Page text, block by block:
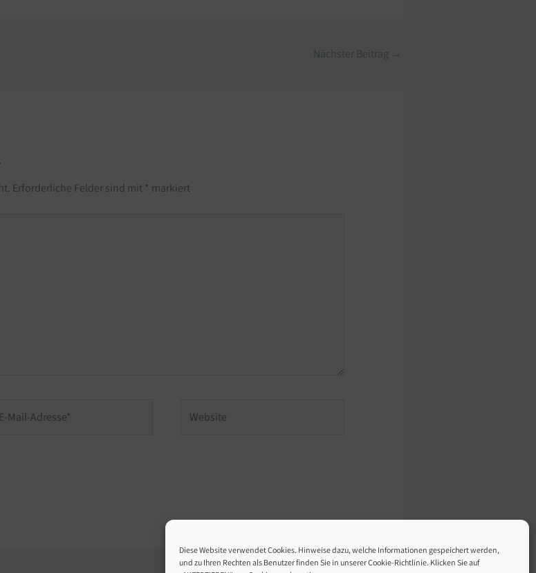
Diese Website verwendet Cookies. Hinweise dazu, welche Informationen gespeichert werden,
und zu Ihren Rechten als Benutzer finden Sie in unserer Cookie-Richtlinie. Klicken Sie auf
Nächster Beitrag →
Erforderliche Felder sind mit* markiert